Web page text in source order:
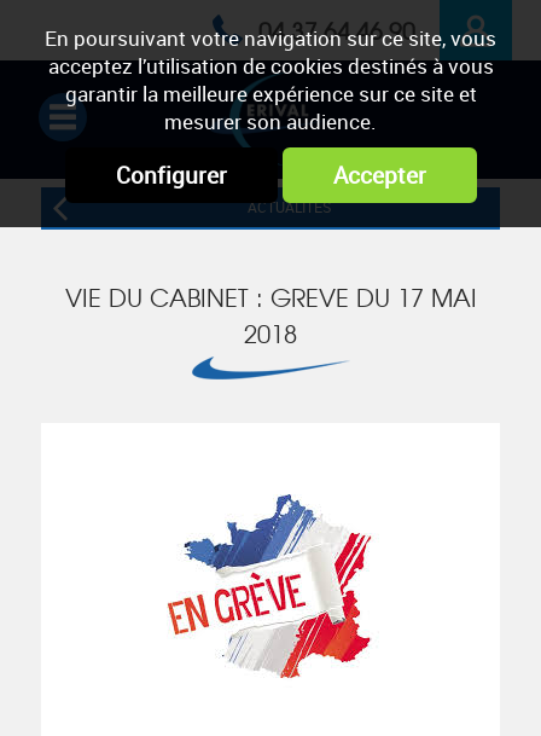
En poursuivant votre navigation sur ce site, vous
acceptez l’utilisation de cookies destinés à vous
garantir la meilleure expérience sur ce site et
mesurer son audience.
Configurer Accepter
ESPACE
PRIVÉ
04 37 64 46 90
ACTUALITÉS
VIE DU CABINET : GREVE DU 17 MAI
2018